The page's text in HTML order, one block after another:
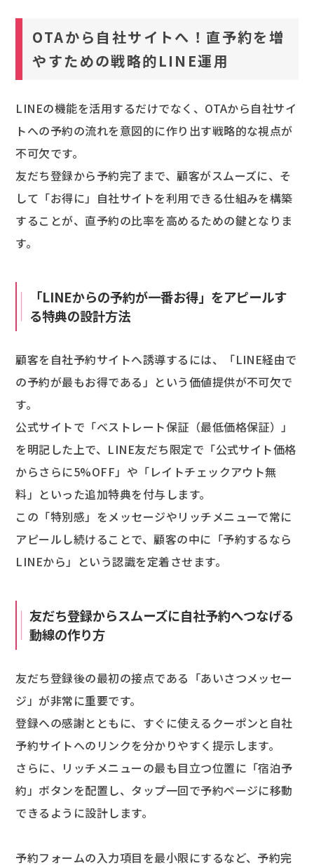
OTAから自社サイトへ！直予約を増
やすための戦略的LINE運用
LINEの機能を活用するだけでなく、OTAから自社サイ
トへの予約の流れを意図的に作り出す戦略的な視点が
不可欠です。
友だち登録から予約完了まで、顧客がスムーズに、そ
して「お得に」自社サイトを利用できる仕組みを構築
することが、直予約の比率を高めるための鍵となりま
す。
「LINEからの予約が一番お得」をアピールす
る特典の設計方法
顧客を自社予約サイトへ誘導するには、「LINE経由で
の予約が最もお得である」という価値提供が不可欠で
す。
公式サイトで「ベストレート保証（最低価格保証）」
を明記した上で、LINE友だち限定で「公式サイト価格
からさらに5%OFF」や「レイトチェックアウト無
料」といった追加特典を付与します。
この「特別感」をメッセージやリッチメニューで常に
アピールし続けることで、顧客の中に「予約するなら
LINEから」という認識を定着させます。
友だち登録からスムーズに自社予約へつなげる
動線の作り方
友だち登録後の最初の接点である「あいさつメッセー
ジ」が非常に重要です。
登録への感謝とともに、すぐに使えるクーポンと自社
予約サイトへのリンクを分かりやすく提示します。
さらに、リッチメニューの最も目立つ位置に「宿泊予
約」ボタンを配置し、タップ一回で予約ページに移動
できるように設計します。
予約フォームの入力項目を最小限にするなど、予約完